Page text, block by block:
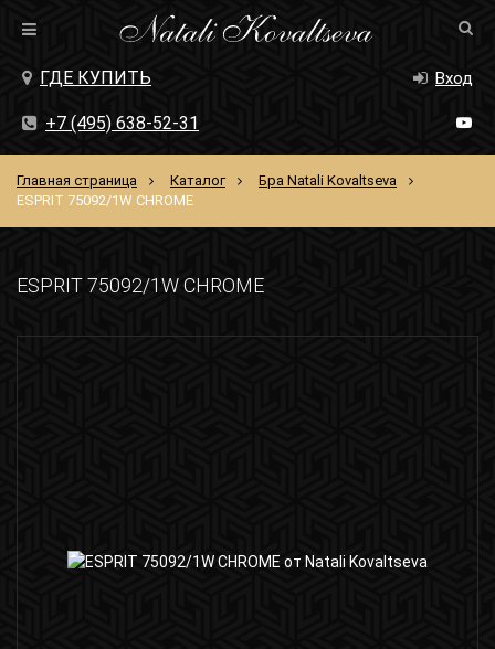
+7 (495) 638-52-31
ГДЕ КУПИТЬ Вход
Главная страница Каталог
Бра Natali Kovaltseva
ESPRIT 75092/1W CHROME
ESPRIT 75092/1W CHROME